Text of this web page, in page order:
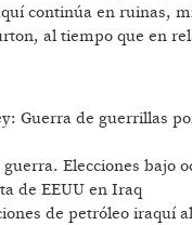
continúa en ruinas,
al tiempo que en
Guerra de guerrillas
Elecciones bajo
de EEUU en Iraq
de petróleo iraquí